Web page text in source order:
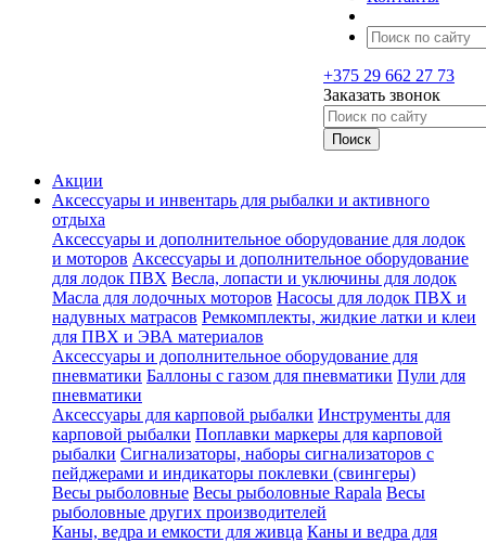
+375 29 662 27 73
Заказать звонок
Акции
Аксессуары и инвентарь для рыбалки и активного
отдыха
Аксессуары и дополнительное оборудование для лодок
и моторов Аксессуары и дополнительное оборудование
для лодок ПВХ Весла, лопасти и уключины для лодок
Масла для лодочных моторов Насосы для лодок ПВХ и
надувных матрасов Ремкомплекты, жидкие латки и клеи
для ПВХ и ЭВА материалов
Аксессуары и дополнительное оборудование для
пневматики Баллоны с газом для пневматики Пули для
пневматики
Аксессуары для карповой рыбалки Инструменты для
карповой рыбалки Поплавки маркеры для карповой
рыбалки Сигнализаторы, наборы сигнализаторов с
пейджерами и индикаторы поклевки (свингеры)
Весы рыболовные Весы рыболовные Rapala Весы
рыболовные других производителей
Каны, ведра и емкости для живца Каны и ведра для